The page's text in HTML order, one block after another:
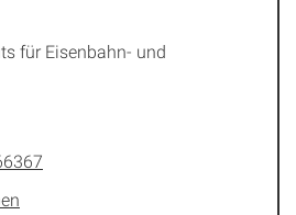
für Eisenbahn- und